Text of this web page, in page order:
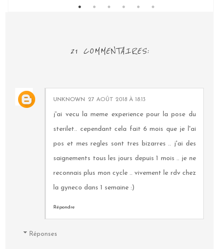
21 COMMENTAIRES:
UNKNOWN 27 AOÛT 2018 À 18:13
j'ai vecu la meme experience pour la pose du
sterilet.. cependant cela fait 6 mois que je l'ai
pos et mes regles sont tres bizarres .. j'ai des
saignements tous les jours depuis 1 mois .. je ne
reconnais plus mon cycle .. vivement le rdv chez
la gyneco dans 1 semaine :)
Répondre
Réponses